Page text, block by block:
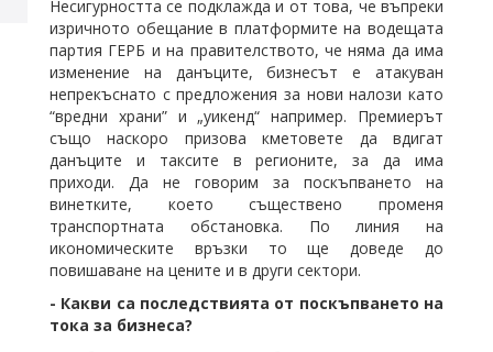
Несигурността се подклажда и от това, че въпреки
изричното обещание в платформите на водещата
партия ГЕРБ и на правителството, че няма да има
изменение на данъците, бизнесът е атакуван
непрекъснато с предложения за нови налози като
“вредни храни” и „уикенд“ например. Премиерът
също наскоро призова кметовете да вдигат
данъците и таксите в регионите, за да има
приходи. Да не говорим за поскъпването на
винетките, което съществено променя
транспортната обстановка. По линия на
икономическите връзки то ще доведе до
повишаване на цените и в други сектори.
- Какви са последствията от поскъпването на
тока за бизнеса?